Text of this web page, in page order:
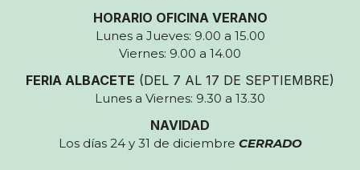
HORARIO OFICINA VERANO
Lunes a Jueves: 9.00 a 15.00
Viernes: 9.00 a 14.00
FERIA ALBACETE (DEL 7 AL 17 DE SEPTIEMBRE)
Lunes a Viernes: 9.30 a 13.30
NAVIDAD
Los días 24 y 31 de diciembre CERRADO